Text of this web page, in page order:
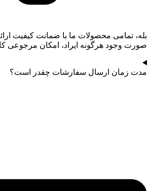
بله، تمامی محصولات ما با ضمانت کیفیت
صورت وجود هرگونه ایراد، امکان مرجوعی
مدت زمان ارسال سفارشات چقدر است؟